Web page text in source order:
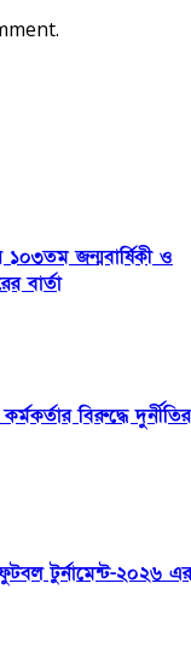
১০৩তম জন্মবার্ষিকী ও
বার্তা
বিরুদ্ধে দুর্নীতির
টুর্নামেন্ট-২০২৬ এর